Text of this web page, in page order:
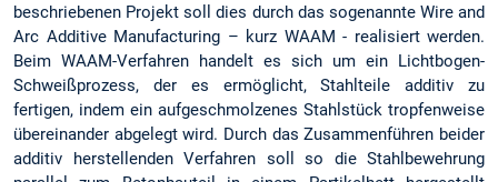
beschriebenen Projekt soll dies durch das sogenannte Wire and
Arc Additive Manufacturing – kurz WAAM - realisiert werden.
Beim WAAM-Verfahren handelt es sich um ein Lichtbogen-
Schweißprozess, der es ermöglicht, Stahlteile additiv zu
fertigen, indem ein aufgeschmolzenes Stahlstück tropfenweise
übereinander abgelegt wird. Durch das Zusammenführen beider
additiv herstellenden Verfahren soll so die Stahlbewehrung